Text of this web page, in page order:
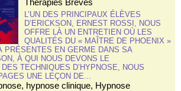
Thérapies Brèves
L’UN DES PRINCIPAUX ÉLÈVES
D’ERICKSON, ERNEST ROSSI, NOUS
OFFRE LÀ UN ENTRETIEN OÙ LES
QUALITÉS DU « MAÎTRE DE PHOENIX »
PRÉSENTES EN GERME DANS SA
À QUI NOUS DEVONS LE
TECHNIQUES D’HYPNOSE, NOUS
UNE LEÇON DE...
, hypnose clinique, Hypnose